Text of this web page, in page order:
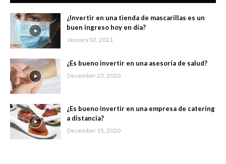
¿Invertir en una tienda de mascarillas es un
buen ingreso hoy en día?
January 02, 2021
¿Es bueno invertir en una asesoría de salud?
December 25, 2020
¿Es bueno invertir en una empresa de catering
a distancia?
December 15, 2020